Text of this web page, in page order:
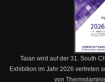
Taian wird auf der 31. South
Exhibition im Jahr 2026 vertreten
von